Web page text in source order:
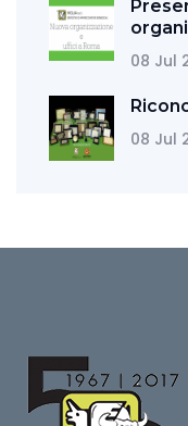
08 Jul
08 Jul